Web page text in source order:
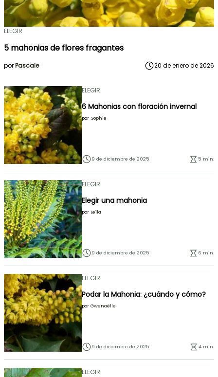
ELEGIR
5 mahonias de flores fragantes
porPascale 20 de enero de 2026
ELEGIR
6 Mahonias con floración invernal
por Sophie
9 de diciembre de 2025 5 min.
ELEGIR
Elegir una mahonia
por Leïla
9 de diciembre de 2025 6 min.
ELEGIR
Podar la Mahonia: ¿cuándo y cómo?
por Gwenaëlle
9 de diciembre de 2025 4 min.
ELEGIR